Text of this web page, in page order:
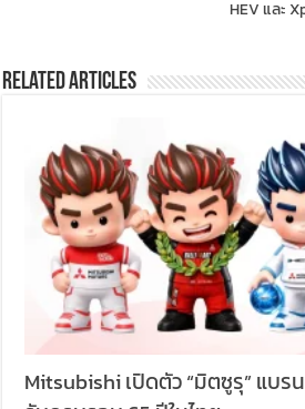
HEV และ
Related Articles
Mitsubishi เปิดตัว “มิตซูรุ” แบร